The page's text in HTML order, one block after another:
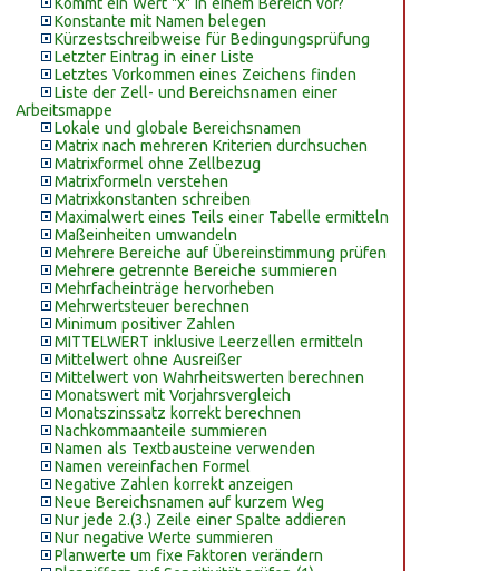
Konstante mit Namen belegen
Kürzestschreibweise für Bedingungsprüfung
Letzter Eintrag in einer Liste
Letztes Vorkommen eines Zeichens finden
Liste der Zell- und Bereichsnamen einer
Arbeitsmappe
Lokale und globale Bereichsnamen
Matrix nach mehreren Kriterien durchsuchen
Matrixformel ohne Zellbezug
Matrixformeln verstehen
Matrixkonstanten schreiben
Maximalwert eines Teils einer Tabelle ermitteln
Maßeinheiten umwandeln
Mehrere Bereiche auf Übereinstimmung prüfen
Mehrere getrennte Bereiche summieren
Mehrfacheinträge hervorheben
Mehrwertsteuer berechnen
Minimum positiver Zahlen
MITTELWERT inklusive Leerzellen ermitteln
Mittelwert ohne Ausreißer
Mittelwert von Wahrheitswerten berechnen
Monatswert mit Vorjahrsvergleich
Monatszinssatz korrekt berechnen
Nachkommaanteile summieren
Namen als Textbausteine verwenden
Namen vereinfachen Formel
Negative Zahlen korrekt anzeigen
Neue Bereichsnamen auf kurzem Weg
Nur jede 2.(3.) Zeile einer Spalte addieren
Nur negative Werte summieren
Planwerte um fixe Faktoren verändern